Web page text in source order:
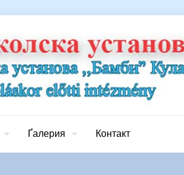
Ґалерия Контакт